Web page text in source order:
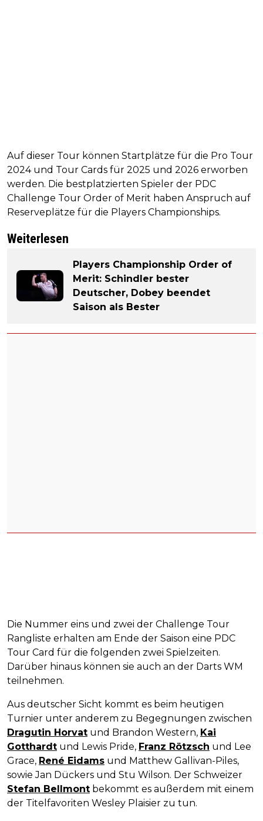
Auf dieser Tour können Startplätze für die Pro Tour
2024 und Tour Cards für 2025 und 2026 erworben
werden. Die bestplatzierten Spieler der PDC
Challenge Tour Order of Merit haben Anspruch auf
Reserveplätze für die Players Championships.
Weiterlesen
Players Championship Order of
Merit: Schindler bester
Deutscher, Dobey beendet
Saison als Bester
Die Nummer eins und zwei der Challenge Tour
Rangliste erhalten am Ende der Saison eine PDC
Tour Card für die folgenden zwei Spielzeiten.
Darüber hinaus können sie auch an der Darts WM
teilnehmen.
Aus deutscher Sicht kommt es beim heutigen
Turnier unter anderem zu Begegnungen zwischen
Dragutin Horvat und Brandon Western, Kai
Gotthardt und Lewis Pride, Franz Rötzsch und Lee
Grace, René Eidams und Matthew Gallivan-Piles,
sowie Jan Dückers und Stu Wilson. Der Schweizer
Stefan Bellmont bekommt es außerdem mit einem
der Titelfavoriten Wesley Plaisier zu tun.